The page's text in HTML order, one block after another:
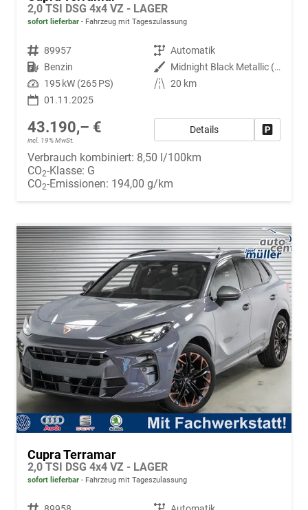
2,0 TSI DSG 4x4 VZ - LAGER
sofort lieferbar Fahrzeug mit Tageszulassung
Fahrzeugnr. 89957 Getriebe Automatik
Kraftstoff Benzin Außenfarbe
Midnight Black Metallic (0E)
Leistung 195 kW (265 PS) Kilometerstand 20 km
01.11.2025
43.190,– €
incl. 19% MwSt.
Details
Verbrauch kombiniert: 8,50 l/100km
CO2-Klasse: G
CO2-Emissionen: 194,00 g/km
Cupra Terramar
2,0 TSI DSG 4x4 VZ - LAGER
sofort lieferbar Fahrzeug mit Tageszulassung